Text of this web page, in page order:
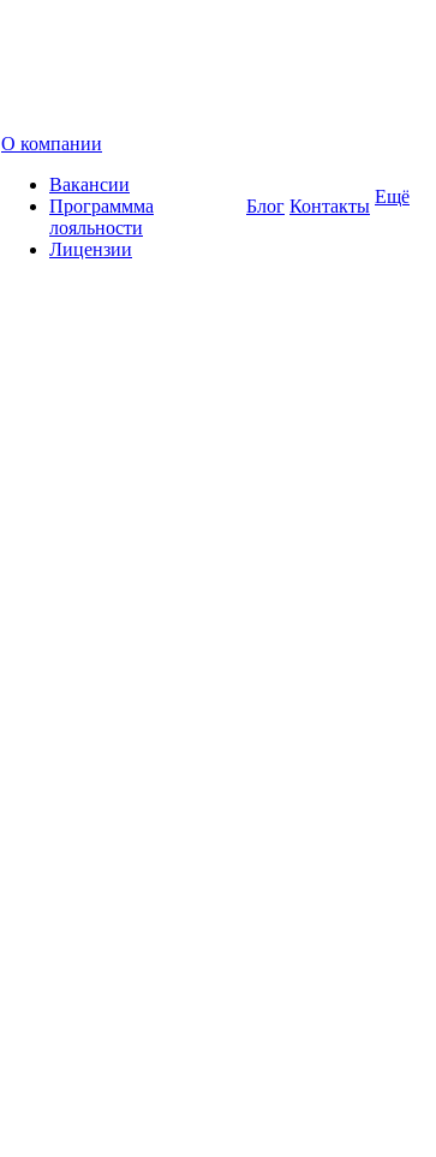
О компании
Вакансии
Программма
лояльности
Лицензии
Блог Контакты Ещё